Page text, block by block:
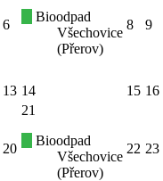
6
Bioodpad
Všechovice
(Přerov)
8 9
13 14 15 16
20
21
Bioodpad
Všechovice
(Přerov)
22 23